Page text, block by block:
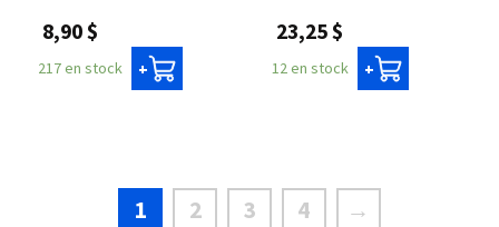
8,90 $
217 en stock +
23,25 $
12 en stock +
1 2 3 4 →